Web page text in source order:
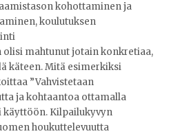
kohottaminen ja
koulutuksen
olisi mahtunut jotain konkretiaa,
käteen. Mitä esimerkiksi
”Vahvistetaan
ja kohtaantoa ottamalla
Kilpailukyvyn
houkuttelevuutta